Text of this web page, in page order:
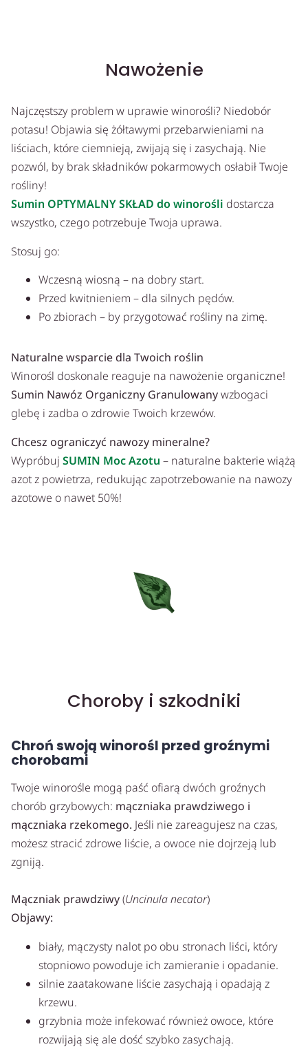
Nawożenie
Najczęstszy problem w uprawie winorośli? Niedobór
potasu! Objawia się żółtawymi przebarwieniami na
liściach, które ciemnieją, zwijają się i zasychają. Nie
pozwól, by brak składników pokarmowych osłabił Twoje
rośliny!
Sumin OPTYMALNY SKŁAD do winorośli dostarcza
wszystko, czego potrzebuje Twoja uprawa.
Stosuj go:
Wczesną wiosną – na dobry start.
Przed kwitnieniem – dla silnych pędów.
Po zbiorach – by przygotować rośliny na zimę.
Naturalne wsparcie dla Twoich roślin
Winorośl doskonale reaguje na nawożenie organiczne!
Sumin Nawóz Organiczny Granulowanywzbogaci
glebę i zadba o zdrowie Twoich krzewów.
Chcesz ograniczyć nawozy mineralne?
Wypróbuj SUMIN Moc Azotu – naturalne bakterie wiążą
azot z powietrza, redukując zapotrzebowanie na nawozy
azotowe o nawet 50%!
Choroby i szkodniki
Chroń swoją winorośl przed groźnymi
chorobami
Twoje winorośle mogą paść ofiarą dwóch groźnych
chorób grzybowych: mączniaka prawdziwego i
mączniaka rzekomego. Jeśli nie zareagujesz na czas,
możesz stracić zdrowe liście, a owoce nie dojrzeją lub
zgniją.
Mączniak prawdziwy(Uncinula necator)
Objawy:
biały, mączysty nalot po obu stronach liści, który
stopniowo powoduje ich zamieranie i opadanie.
silnie zaatakowane liście zasychają i opadają z
krzewu.
grzybnia może infekować również owoce, które
rozwijają się ale dość szybko zasychają.